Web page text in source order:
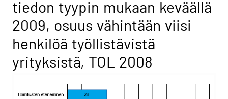
tiedon tyypin mukaan keväällä
2009, osuus vähintään viisi
henkilöä työllistävistä
yrityksistä, TOL 2008